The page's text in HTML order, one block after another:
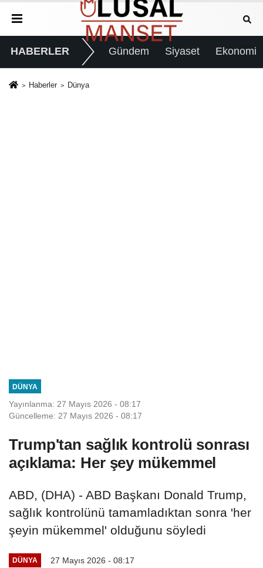
HABERLER Gündem Siyaset Ekonomi
Haberler Dünya
DÜNYA
Yayınlanma: 27 Mayıs 2026 - 08:17
Güncelleme: 27 Mayıs 2026 - 08:17
Trump'tan sağlık kontrolü sonrası
açıklama: Her şey mükemmel
ABD, (DHA) - ABD Başkanı Donald Trump,
sağlık kontrolünü tamamladıktan sonra 'her
şeyin mükemmel' olduğunu söyledi
DÜNYA 27 Mayıs 2026 - 08:17